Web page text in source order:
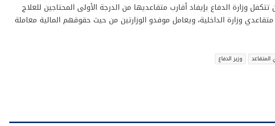
وزارة الدفاع بإيفاد أقارب متقاعديها من الدرجة الأولى المحتاجين للعلاج
وزارة الداخلية، ويعامل موفدو الوزارتين من حيث حقوقهم المالية معاملة
المتقاعد وزير الدفاع